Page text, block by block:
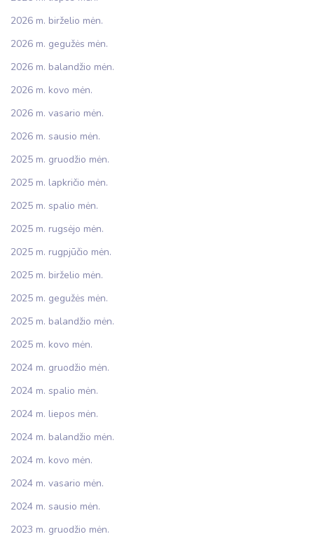
2026 m. birželio mėn.
2026 m. gegužės mėn.
2026 m. balandžio mėn.
2026 m. kovo mėn.
2026 m. vasario mėn.
2026 m. sausio mėn.
2025 m. gruodžio mėn.
2025 m. lapkričio mėn.
2025 m. spalio mėn.
2025 m. rugsėjo mėn.
2025 m. rugpjūčio mėn.
2025 m. birželio mėn.
2025 m. gegužės mėn.
2025 m. balandžio mėn.
2025 m. kovo mėn.
2024 m. gruodžio mėn.
2024 m. spalio mėn.
2024 m. liepos mėn.
2024 m. balandžio mėn.
2024 m. kovo mėn.
2024 m. vasario mėn.
2024 m. sausio mėn.
2023 m. gruodžio mėn.